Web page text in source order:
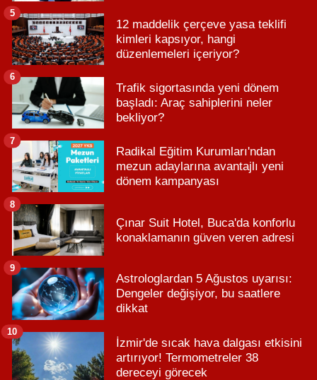
12 maddelik çerçeve yasa teklifi
kimleri kapsıyor, hangi
düzenlemeleri içeriyor?
5
Trafik sigortasında yeni dönem
başladı: Araç sahiplerini neler
bekliyor?
6
Radikal Eğitim Kurumları'ndan
mezun adaylarına avantajlı yeni
dönem kampanyası
7
Çınar Suit Hotel, Buca'da konforlu
konaklamanın güven veren adresi
8
Astrologlardan 5 Ağustos uyarısı:
Dengeler değişiyor, bu saatlere
dikkat
9
İzmir'de sıcak hava dalgası etkisini
artırıyor! Termometreler 38
dereceyi görecek
10